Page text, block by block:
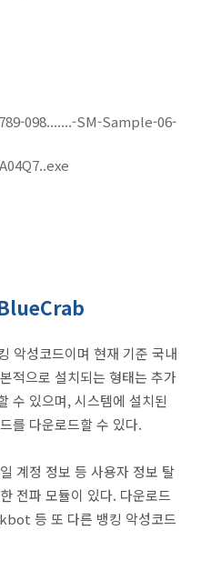
098.......-SM-Sample-06-
악성코드이며 현재 기준 국내
적으로 설치되는 형태는 추가
수 있으며, 시스템에 설치된
를 다운로드할 수 있다.
계정 정보 등 사용자 정보 탈
전파 모듈이 있다. 다운로드
등 또 다른 뱅킹 악성코드